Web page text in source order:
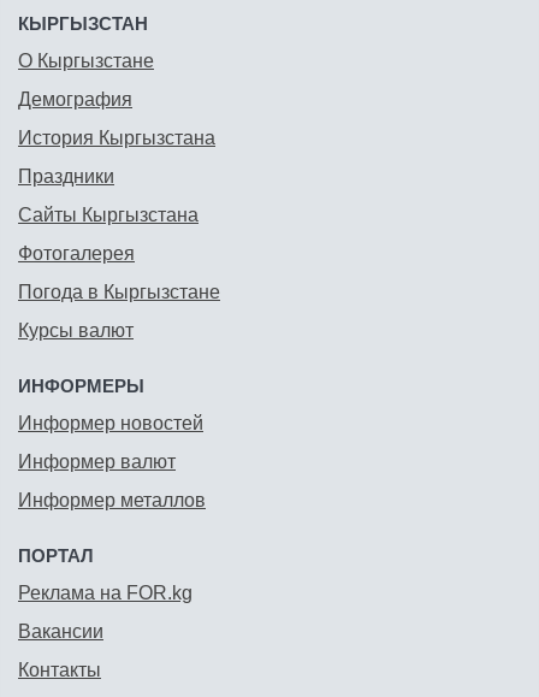
КЫРГЫЗСТАН
О Кыргызстане
Демография
История Кыргызстана
Праздники
Сайты Кыргызстана
Фотогалерея
Погода в Кыргызстане
Курсы валют
ИНФОРМЕРЫ
Информер новостей
Информер валют
Информер металлов
ПОРТАЛ
Реклама на FOR.kg
Вакансии
Контакты